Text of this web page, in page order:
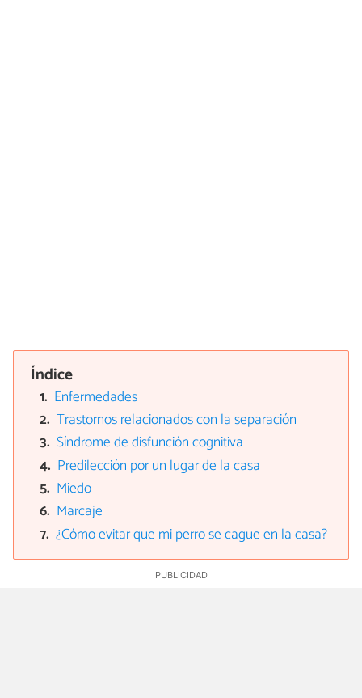
Índice
Enfermedades
Trastornos relacionados con la separación
Síndrome de disfunción cognitiva
Predilección por un lugar de la casa
Miedo
Marcaje
¿Cómo evitar que mi perro se cague en la casa?